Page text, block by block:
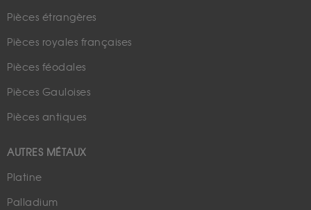
Pièces étrangères
Pièces royales françaises
Pièces féodales
Pièces Gauloises
Pièces antiques
AUTRES MÉTAUX
Platine
Palladium